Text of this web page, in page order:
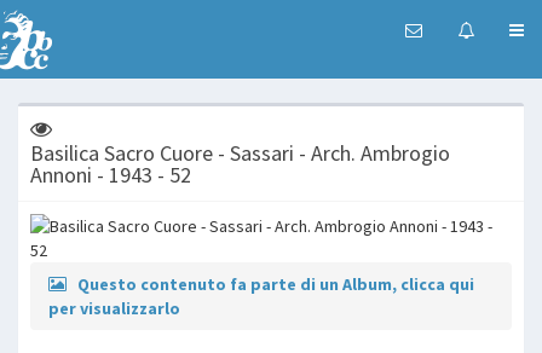
Basilica Sacro Cuore - Sassari - Arch. Ambrogio
Annoni - 1943 - 52
Questo contenuto fa parte di un Album, clicca qui
per visualizzarlo